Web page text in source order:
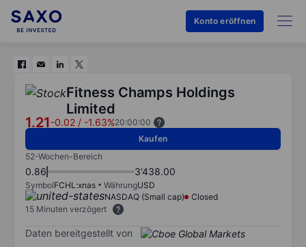
Konto eröffnen
Fitness Champs Holdings
Limited
1.21-0.02 / -1.63%20:00:00
Kaufen
52-Wochen-Bereich
0.86 3'438.00
SymbolFCHL:xnas WährungUSD
NASDAQ (Small cap)
Closed
15 Minuten verzögert
Daten bereitgestellt von